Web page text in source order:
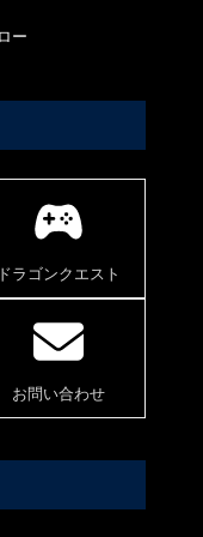
ドラゴンクエスト
お問い合わせ